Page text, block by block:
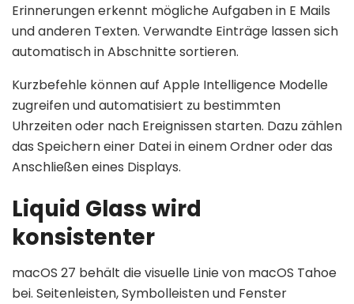
Erinnerungen erkennt mögliche Aufgaben in E Mails
und anderen Texten. Verwandte Einträge lassen sich
automatisch in Abschnitte sortieren.
Kurzbefehle können auf Apple Intelligence Modelle
zugreifen und automatisiert zu bestimmten
Uhrzeiten oder nach Ereignissen starten. Dazu zählen
das Speichern einer Datei in einem Ordner oder das
Anschließen eines Displays.
Liquid Glass wird
konsistenter
macOS 27 behält die visuelle Linie von macOS Tahoe
bei. Seitenleisten, Symbolleisten und Fenster